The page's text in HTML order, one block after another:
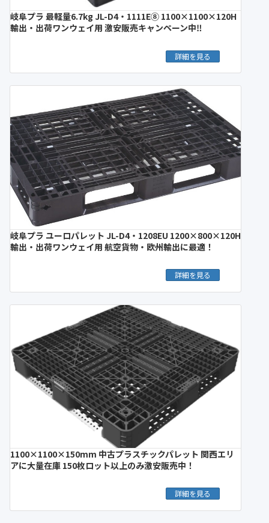
岐阜プラ 最軽量6.7kg JL-D4・1111E⑧ 1100×1100×120H
輸出・出荷ワンウェイ用 激安販売キャンペーン中‼︎
詳細を見る
岐阜プラ ユーロパレット JL-D4・1208EU 1200×800×120H
輸出・出荷ワンウェイ用 航空貨物・欧州輸出に最適！
詳細を見る
1100×1100×150mm 中古プラスチックパレット 関西エリ
アに大量在庫 150枚ロット以上のみ激安販売中！
詳細を見る